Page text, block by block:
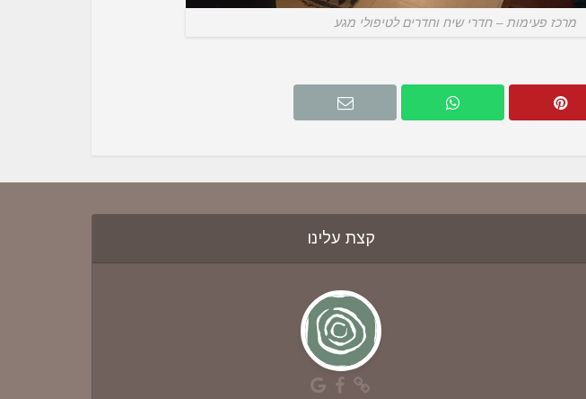
מרכז פעימות – חדרי שיח וחדרים לטיפולי מגע
קצת עלינו